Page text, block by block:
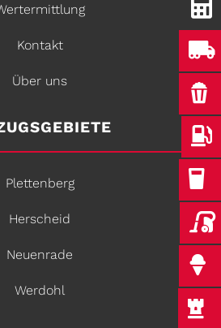
Kontakt
Über uns
Plettenberg
Herscheid
Neuenrade
Werdohl